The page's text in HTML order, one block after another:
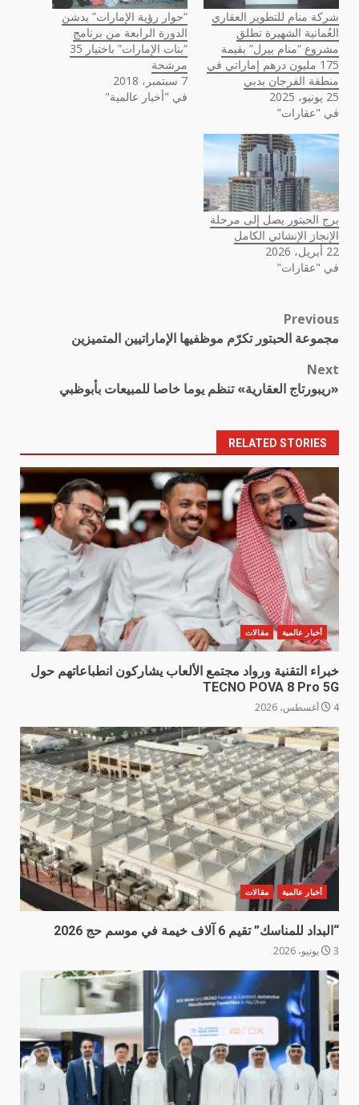
شركة منام للتطوير العقاري
العُمانية الشهيرة تطلق
مشروع “منام بيرل” بقيمة
175 مليون درهم إماراتي في
منطقة الفرجان بدبي
25 يونيو، 2025
في "عقارات"
“حوار رؤية الإمارات” يدشن
الدورة الرابعة من برنامج
“بنات الإمارات” باختيار 35
مرشحة
7 سبتمبر، 2018
في "أخبار عالمية"
برج الحبتور يصل إلى مرحلة
الإنجاز الإنشائي الكامل
22 أبريل، 2026
في "عقارات"
Post
navigation
Previous
مجموعة الحبتور تكرّم موظفيها الإماراتيين المتميزين
Next
«ريبورتاج العقارية» تنظم يوما خاصا للمبيعات بأبوظبي
RELATED STORIES
أخبار عالمية مقالات
خبراء التقنية ورواد مجتمع الألعاب يشاركون انطباعاتهم حول
TECNO POVA 8 Pro 5G
4 أغسطس، 2026
أخبار عالمية مقالات
“البداد للمناسك” تقيم 6 آلاف خيمة في موسم حج 2026
3 يونيو، 2026